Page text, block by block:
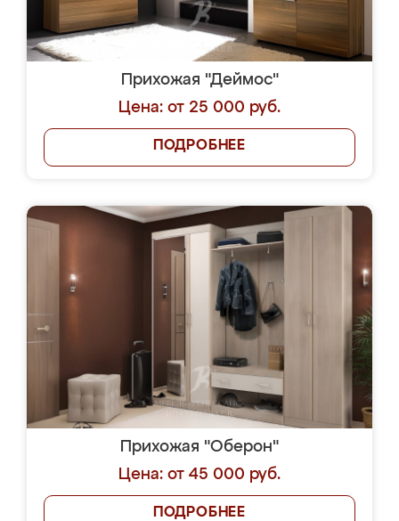
Прихожая "Деймос"
Цена: от 25 000 руб.
ПОДРОБНЕЕ
Прихожая "Оберон"
Цена: от 45 000 руб.
ПОДРОБНЕЕ